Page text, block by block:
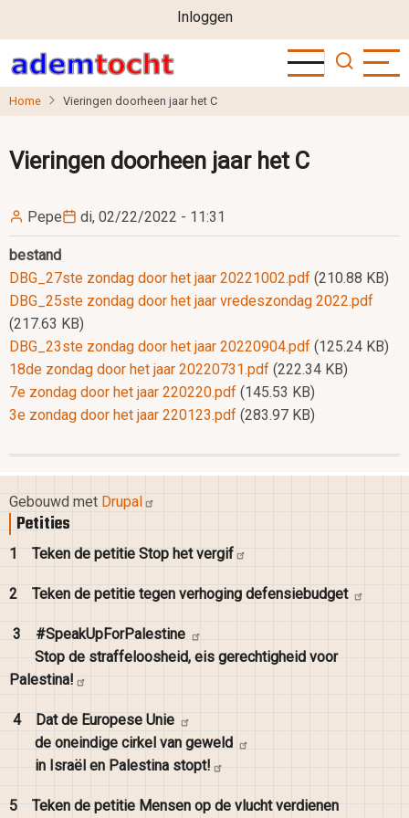
naar
de
inhoud
User
account
menu
Inloggen
Home Vieringen doorheen jaar het C
Vieringen doorheen jaar het C
Pepe di, 02/22/2022 - 11:31
bestand
DBG_27ste zondag door het jaar 20221002.pdf (210.88 KB)
DBG_25ste zondag door het jaar vredeszondag 2022.pdf
(217.63 KB)
DBG_23ste zondag door het jaar 20220904.pdf (125.24 KB)
18de zondag door het jaar 20220731.pdf (222.34 KB)
7e zondag door het jaar 220220.pdf (145.53 KB)
3e zondag door het jaar 220123.pdf (283.97 KB)
Gebouwd met Drupal
Petities
1 Teken de petitie Stop hetvergif
2 Teken de petitie tegen verhoging defensiebudget
3
#SpeakUpForPalestine
Stop de straffeloosheid, eis gerechtigheid voor
Palestina!
4 Dat de Europese Unie
de oneindige cirkel van geweld
in Israël en Palestina stopt!
5 Teken de petitie Mensen op de vlucht verdienen